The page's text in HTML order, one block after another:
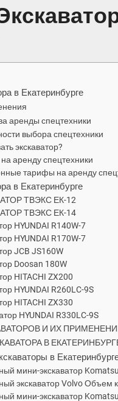
в Екатеринбурге
аренды спецтехники
выбора спецтехники
экскаватор?
аренду спецтехники
тарифы на аренду
в Екатеринбурге
ТВЭКС ЕК-12
ТВЭКС ЕК-14
HYUNDAI R140W-7
HYUNDAI R170W-7
JCB JS160W
Doosan 180W
HITACHI ZX200
HYUNDAI R260LC-9S
HITACHI ZX330
HYUNDAI R330LC-9S
И ИХ
В
в
мини-экскаватор
экскаватор Volvo Объем
мини-экскаватор